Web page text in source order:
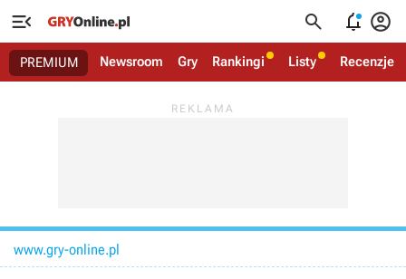
   
PREMIUM Newsroom Gry Rankingi Listy Recenzje
www.gry-online.pl